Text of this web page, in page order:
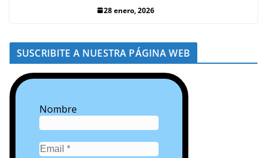
28 enero, 2026
SUSCRIBITE A NUESTRA PÁGINA WEB
Nombre